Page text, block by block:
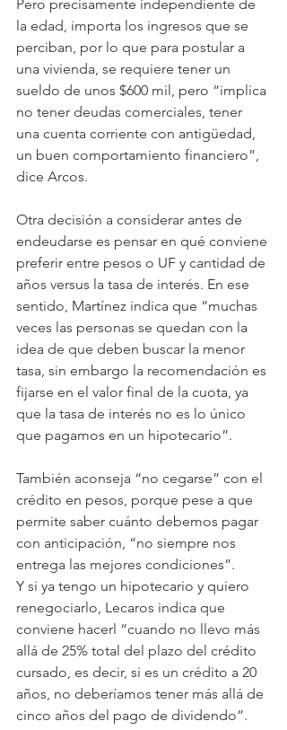
Pero precisamente independiente de
la edad, importa los ingresos que se
perciban, por lo que para postular a
una vivienda, se requiere tener un
sueldo de unos $600 mil, pero “implica
no tener deudas comerciales, tener
una cuenta corriente con antigüedad,
un buen comportamiento financiero”,
dice Arcos.
Otra decisión a considerar antes de
endeudarse es pensar en qué conviene
preferir entre pesos o UF y cantidad de
años versus la tasa de interés. En ese
sentido, Martínez indica que “muchas
veces las personas se quedan con la
idea de que deben buscar la menor
tasa, sin embargo la recomendación es
fijarse en el valor final de la cuota, ya
que la tasa de interés no es lo único
que pagamos en un hipotecario”.
También aconseja “no cegarse” con el
crédito en pesos, porque pese a que
permite saber cuánto debemos pagar
con anticipación, “no siempre nos
entrega las mejores condiciones”.
Y si ya tengo un hipotecario y quiero
renegociarlo, Lecaros indica que
conviene hacerl “cuando no llevo más
allá de 25% total del plazo del crédito
cursado, es decir, si es un crédito a 20
años, no deberíamos tener más allá de
cinco años del pago de dividendo”.